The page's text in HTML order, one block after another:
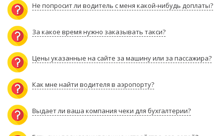
Не попросит ли водитель с меня какой-нибудь доплаты?
За какое время нужно заказывать такси?
Цены указанные на сайте за машину или за пассажира?
Как мне найти водителя в аэропорту?
Выдает ли ваша компания чеки для бухгалтерии?